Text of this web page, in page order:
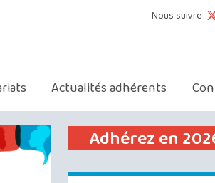
Nous suivre
Actualités adhérents
Adhérez en